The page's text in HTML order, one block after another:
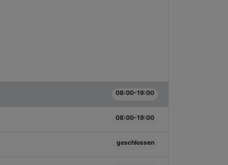
08:00-19:00
08:00-19:00
geschlossen